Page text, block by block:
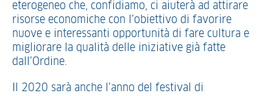
eterogeneo che, confidiamo, ci aiuterà ad attirare
risorse economiche con l’obiettivo di favorire
nuove e interessanti opportunità di fare cultura e
migliorare la qualità delle iniziative già fatte
dall’Ordine.
Il 2020 sarà anche l’anno del festival di